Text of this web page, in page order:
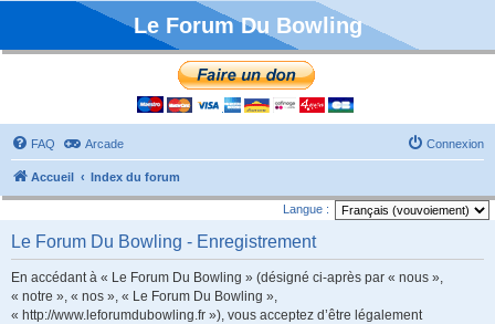
Le Forum Du Bowling
FAQ Arcade Connexion
Accueil Index du forum
Langue :
Le Forum Du Bowling - Enregistrement
En accédant à « Le Forum Du Bowling » (désigné ci-après par « nous »,
« notre », « nos », « Le Forum Du Bowling »,
« http://www.leforumdubowling.fr »), vous acceptez d’être légalement